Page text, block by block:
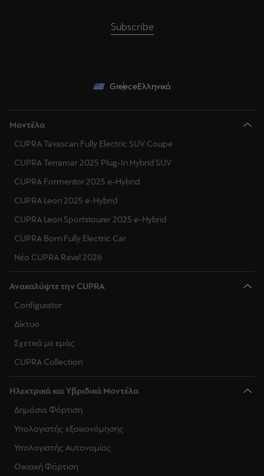
Subscribe
GreeceΕλληνικά
Μοντέλα
CUPRA Tavascan Fully Electric SUV Coupe
CUPRA Terramar 2025 Plug-In Hybrid SUV
CUPRA Formentor 2025 e-Hybrid
CUPRA Leon 2025 e-Hybrid
CUPRA Leon Sportstourer 2025 e-Hybrid
CUPRA Born Fully Electric Car
Νέο CUPRA Raval 2026
Ανακαλύψτε την CUPRA
Configurator
Δίκτυο
Σχετικά με εμάς
CUPRA Collection
Ηλεκτρικά και Υβριδικά Μοντέλα
Δημόσια Φόρτιση
Υπολογιστής εξοικονόμησης
Υπολογιστής Αυτονομίας
Οικιακή Φόρτιση